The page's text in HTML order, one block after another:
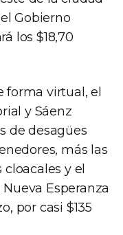
Gobierno
los $18,70
virtual, el
y Sáenz
de desagües
más las
y el
Esperanza
por casi $135